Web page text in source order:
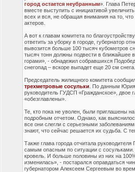
город остается неубранным». Глава
вместе выступить с инициативой
всех и вся, не обращая внимания на то,
актеров.
А вот к главам комитета по
ответить за уборку в городе, губернатор
вывозится больше 100 тысяч кубометров
тысяч тонн должны подвести в ближайшее
горами», - обнадежил собравшихся
снегопад – вскоре выпадет еще 20 см снега.
Председатель жилищного комитета
трехметровые сосульки . По данным
руководитель ГУДСП «Гражданское», двое
«обезглавлены».
Те, кто пока не уволен, были приглашены
подробным отчетом. Однако, как
все они слегли с серьезными
знают, что сейчас решается их судьба. С
Также глава города отчитала
самым опасным по ситуации с
кровель. И больше половины из них на
изменилась», - постарался оправдаться
губернатором Алексеем Сергеевым во